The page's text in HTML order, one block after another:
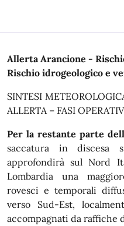
In dettaglio
Allerta Arancione -
Rischio idrogeologico e
SINTESI
ALLERTA – FASI
Per la restante parte
saccatura in discesa
approfondirà sul Nord
Lombardia una
rovesci e temporali
verso Sud-Est,
accompagnati da